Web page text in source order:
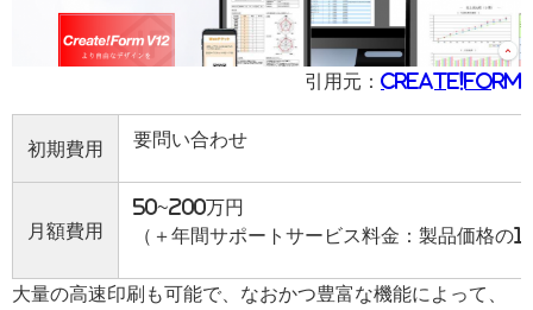
引用元： Create!form
初期費用 要問い合わせ
月額費用
50~200万円
（＋年間サポートサービス料金：製品価格の
大量の高速印刷も可能で、なおかつ豊富な機能によって、